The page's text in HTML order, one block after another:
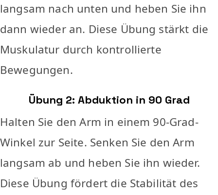
langsam nach unten und heben Sie ihn
dann wieder an. Diese Übung stärkt die
Muskulatur durch kontrollierte
Bewegungen.
Übung 2: Abduktion in 90 Grad
Halten Sie den Arm in einem 90-Grad-
Winkel zur Seite. Senken Sie den Arm
langsam ab und heben Sie ihn wieder.
Diese Übung fördert die Stabilität des